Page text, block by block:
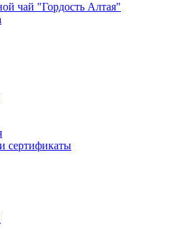
чай "Гордость Алтая"
сертификаты